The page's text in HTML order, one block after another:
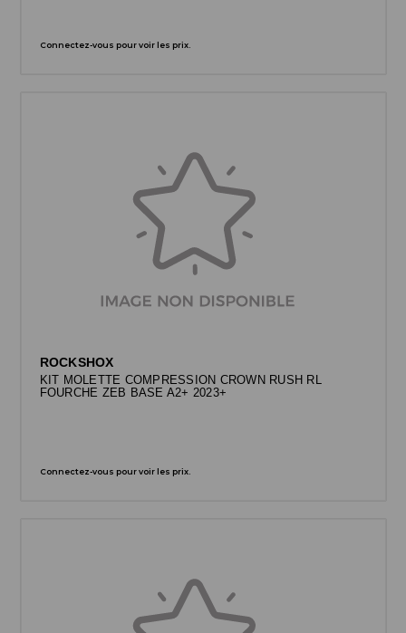
Connectez-vous pour voir les prix.
ROCKSHOX
KIT MOLETTE COMPRESSION CROWN RUSH RL
FOURCHE ZEB BASE A2+ 2023+
Connectez-vous pour voir les prix.